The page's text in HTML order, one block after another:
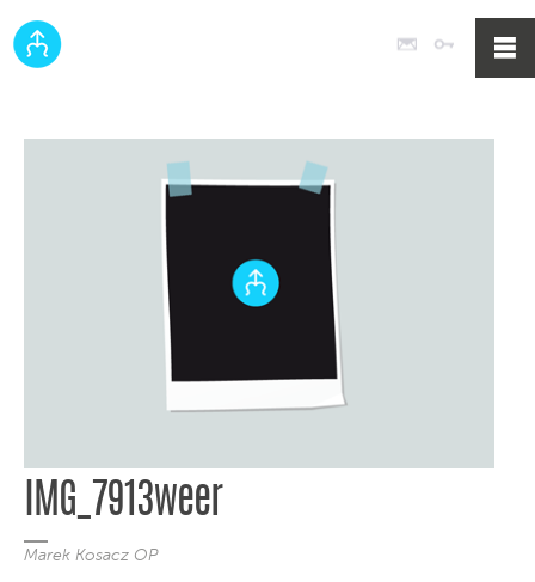
Poczta
IMG_7913weer
Marek Kosacz OP